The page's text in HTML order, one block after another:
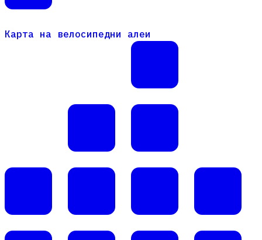
Карта на велосипедни алеи
Карта на велосипедни алеи